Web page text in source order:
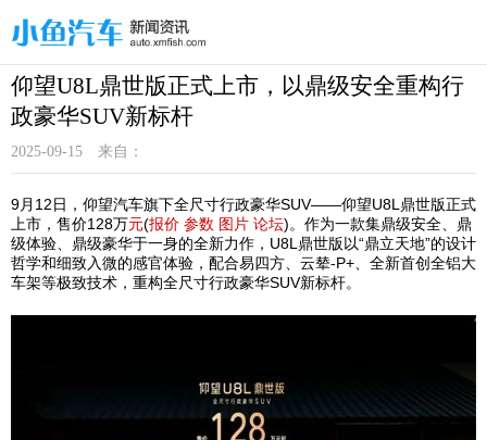
仰望U8L鼎世版正式上市，以鼎级安全重构行
政豪华SUV新标杆
2025-09-15 来自：
9月12日，仰望汽车旗下全尺寸行政豪华SUV——仰望U8L鼎世版正式
上市，售价128万元(报价 参数 图片 论坛)。作为一款集鼎级安全、鼎
级体验、鼎级豪华于一身的全新力作，U8L鼎世版以“鼎立天地”的设计
哲学和细致入微的感官体验，配合易四方、云辇-P+、全新首创全铝大
车架等极致技术，重构全尺寸行政豪华SUV新标杆。